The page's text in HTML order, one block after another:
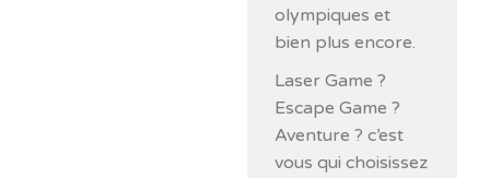
olympiques et
bien plus encore.
Laser Game ?
Escape Game ?
Aventure ? c’est
vous qui choisissez